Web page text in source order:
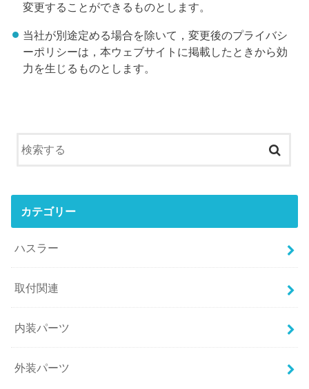
変更することができるものとします。
当社が別途定める場合を除いて，変更後のプライバシ
ーポリシーは，本ウェブサイトに掲載したときから効
力を生じるものとします。
カテゴリー
ハスラー
取付関連
内装パーツ
外装パーツ